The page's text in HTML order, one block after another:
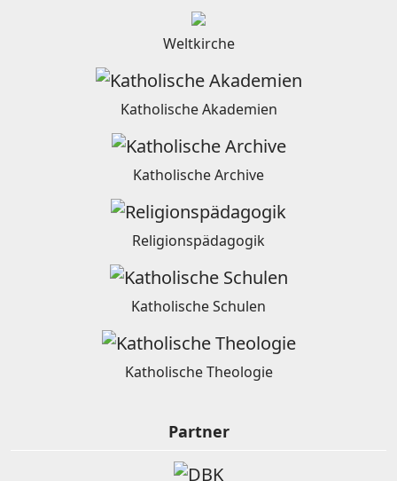
Weltkirche
Katholische Akademien
Katholische Archive
Religionspädagogik
Katholische Schulen
Katholische Theologie
Partner